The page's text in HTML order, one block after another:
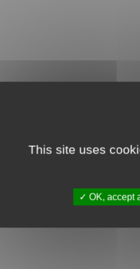
This site uses
OK, accept